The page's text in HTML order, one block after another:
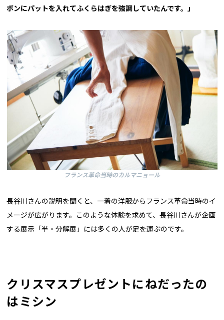
ボンにパットを入れてふくらはぎを強調していたんです。」
フランス革命当時のカルマニョール
長谷川さんの説明を聞くと、一着の洋服からフランス革命当時のイ
メージが広がります。このような体験を求めて、長谷川さんが企画
する展示「半・分解展」には多くの人が足を運ぶのです。
クリスマスプレゼントにねだったの
はミシン